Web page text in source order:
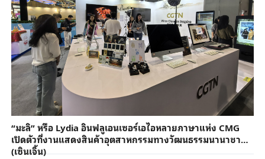
“มะลิ” หรือ Lydia อินฟลูเอนเซอร์เอไอหลายภาษาแห่ง CMG
เปิดตัวที่งานแสดงสินค้าอุตสาหกรรมทางวัฒนธรรมนานาชาติ
(เซินเจิ้น)